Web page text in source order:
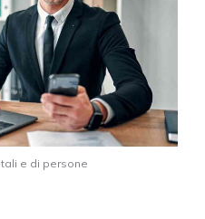
e di persone